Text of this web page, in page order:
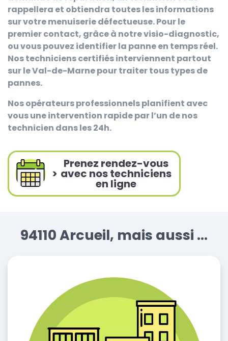
rappellera et obtiendra toutes les informations
sur votre menuiserie défectueuse. Pour le
premier contact, grâce à notre visio-diagnostic,
ou vous pouvez identifier la panne en temps réel.
Nos techniciens certifiés interviennent partout
sur le Val-de-Marne pour traiter tous types de
pannes.
Nos opérateurs professionnels planifient avec
vous une intervention rapide par l’un de nos
technicien dans les 24h.
>
Prenez rendez-vous
avec nos techniciens
en ligne
94110 Arcueil, mais aussi ...